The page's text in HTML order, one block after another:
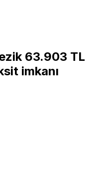
63.903 TL
imkanı